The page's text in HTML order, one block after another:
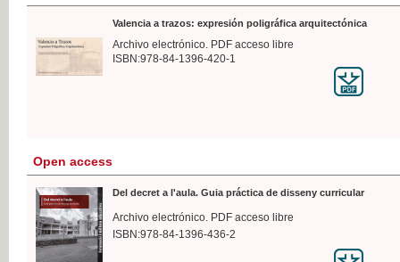
Valencia a trazos: expresión poligráfica arquitectónica
Archivo electrónico. PDF acceso libre
ISBN:978-84-1396-420-1
Open access
Del decret a l'aula. Guia práctica de disseny curricular
Archivo electrónico. PDF acceso libre
ISBN:978-84-1396-436-2